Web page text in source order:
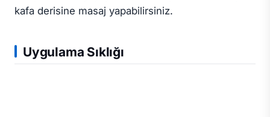
kafa derisine masaj yapabilirsiniz.
Uygulama Sıklığı